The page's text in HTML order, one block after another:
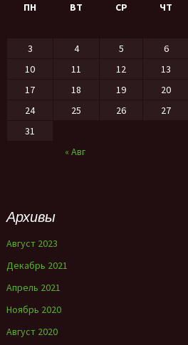
ПН
ВТ СР ЧТ
« Авг
3
4 5 6
10
11 12 13
17
18 19 20
24
25 26 27
31
Архивы
Август 2023
Декабрь 2021
Апрель 2021
Ноябрь 2020
Август 2020